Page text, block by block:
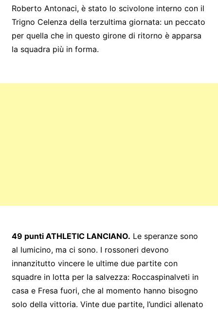
Roberto Antonaci, è stato lo scivolone interno con il
Trigno Celenza della terzultima giornata: un peccato
per quella che in questo girone di ritorno è apparsa
la squadra più in forma.
49 punti ATHLETIC LANCIANO. Le speranze sono
al lumicino, ma ci sono. I rossoneri devono
innanzitutto vincere le ultime due partite con
squadre in lotta per la salvezza: Roccaspinalveti in
casa e Fresa fuori, che al momento hanno bisogno
solo della vittoria. Vinte due partite, l’undici allenato